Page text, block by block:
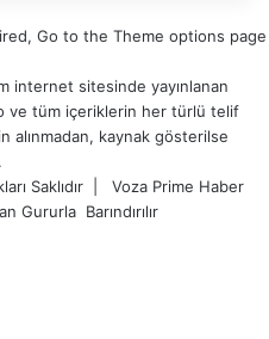
Go to the Theme options page
internet sitesinde yayınlanan
ve tüm içeriklerin her türlü telif
alınmadan, kaynak gösterilse
Saklıdır | Voza Prime Haber
Gururla Barındırılır